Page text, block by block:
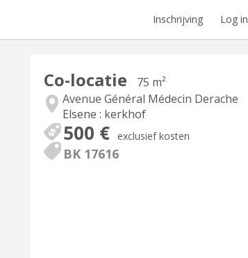
Inschrijving Log in
Co-locatie
75 m²
Avenue Général Médecin Derache
Elsene : kerkhof
500 € exclusief kosten
BK 17616